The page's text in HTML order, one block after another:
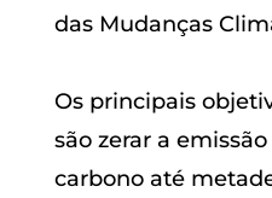
das Mudanças
Os principais
são zerar a
carbono até